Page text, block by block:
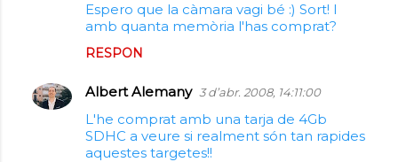
Espero que la càmara vagi bé :) Sort! I
amb quanta memòria l'has comprat?
RESPON
Albert Alemany 3 d’abr. 2008, 14:11:00
L'he comprat amb una tarja de 4Gb
SDHC a veure si realment són tan rapides
aquestes targetes!!